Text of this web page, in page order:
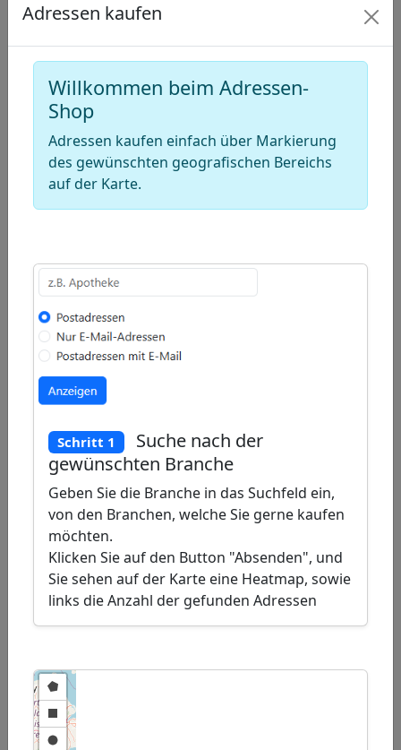
den
Warenkorb
hinzu.
Deutschland
Karte
Adressen
Drehereien
−
Draw
a
polygon
Draw
a
rectangle
Draw
circle
layers
Delete
layers
Adressen kaufen
Willkommen beim Adressen-
Shop
Adressen kaufen einfach über Markierung
des gewünschten geografischen Bereichs
auf der Karte.
Schritt 1
Suche nach der
gewünschten Branche
Geben Sie die Branche in das Suchfeld ein,
von den Branchen, welche Sie gerne kaufen
möchten.
Klicken Sie auf den Button "Absenden", und
Sie sehen auf der Karte eine Heatmap, sowie
links die Anzahl der gefunden Adressen